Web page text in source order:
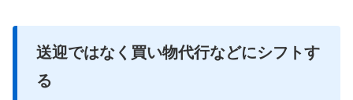
送迎ではなく買い物代行などにシフトす
る